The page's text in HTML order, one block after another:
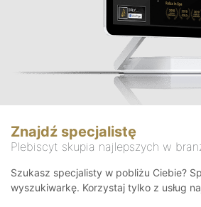
Znajdź specjalistę
Plebiscyt skupia najlepszych w
Szukasz specjalisty w pobliżu Ciebie?
wyszukiwarkę. Korzystaj tylko z usług